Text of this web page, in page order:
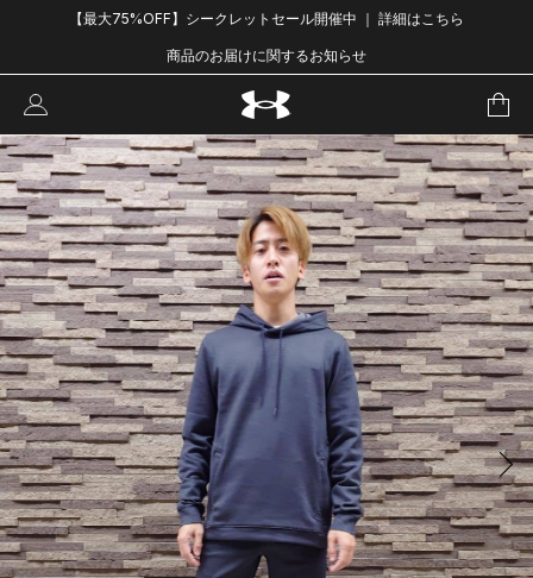
【最大75%OFF】シークレットセール開催中 ｜ 詳細はこちら
商品のお届けに関するお知らせ